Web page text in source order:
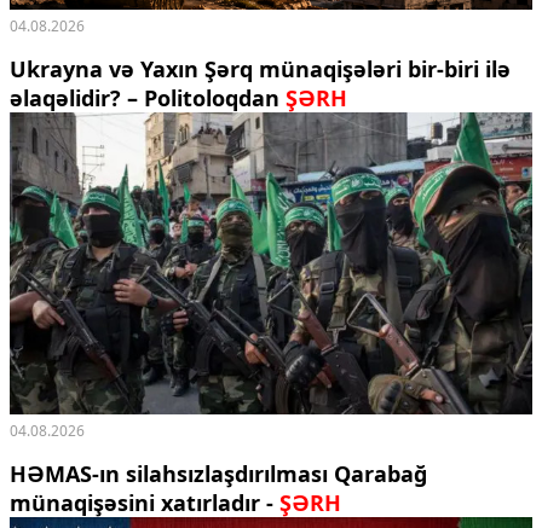
04.08.2026
Ukrayna və Yaxın Şərq münaqişələri bir-biri ilə
əlaqəlidir? – Politoloqdan ŞƏRH
04.08.2026
HƏMAS-ın silahsızlaşdırılması Qarabağ
münaqişəsini xatırladır - ŞƏRH